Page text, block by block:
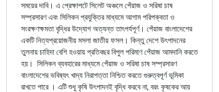
সময়ের দাবি। এ প্রেক্ষাপটে সিলেট অঞ্চলে পেঁয়াজ ও সরিষা চাষ
সম্প্রসারণ এবং সিলিকন প্রযুক্তির মাধ্যমে আগাম পরিপক্বতা ও
সংরক্ষণক্ষমতা বৃদ্ধির উদ্যোগ অত্যন্ত তাৎপর্যপূর্ণ। পেঁয়াজ বাংলাদেশের
একটি নিত্যপ্রয়োজনীয় মসলা জাতীয় ফসল। কিন্তু দেশে উৎপাদনের
তুলনায় চাহিদা বেশি হওয়ায় প্রতিবছর বিপুল পরিমাণ পেঁয়াজ আমদানি করতে
হয়। সিলিকন ব্যবহারের মাধ্যমে পেঁয়াজ ও সরিষা চাষ সম্প্রসারণ
বাংলাদেশের ভবিষ্যৎ খাদ্য নিরাপত্তা নিশ্চিত করতে গুরুত্বপূর্ণ ভূমিকা
রাখতে পারে । এটি শুধু কৃষি উৎপাদনই বৃদ্ধি করবে না, বরং কৃষকের আয়